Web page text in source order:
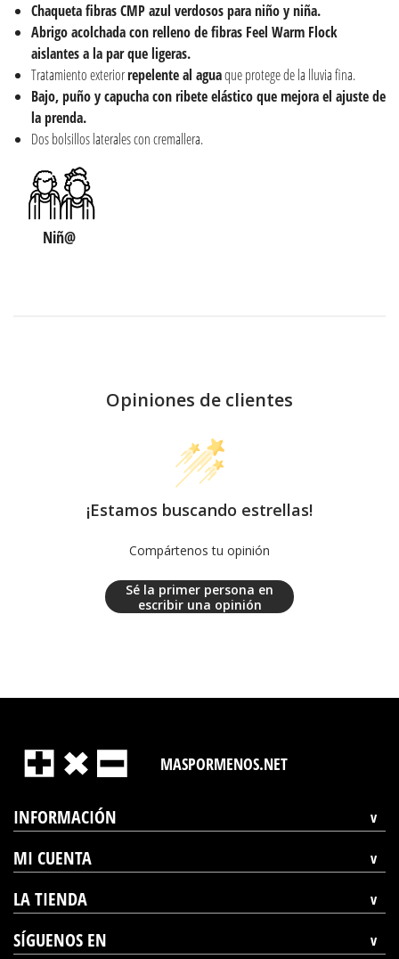
Chaqueta fibras CMP azul verdosos para niño y niña.
Abrigo acolchada con relleno de fibras Feel Warm Flock
aislantes a la par que ligeras.
Tratamiento exteriorrepelente al aguaque protege de la lluvia fina.
Bajo, puño y capucha con ribete elástico que mejora el ajuste de
la prenda.
Dos bolsillos laterales con cremallera.
Niñ@
Opiniones de clientes
¡Estamos buscando estrellas!
Compártenos tu opinión
Sé la primer persona en
escribir una opinión
MASPORMENOS.NET
INFORMACIÓN
MI CUENTA
LA TIENDA
SÍGUENOS EN